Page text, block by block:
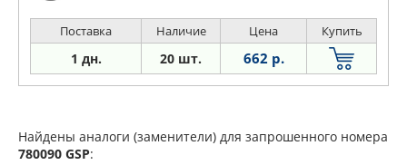
Поставка Наличие Цена Купить
1 дн. 20 шт. 662 р.
Найдены аналоги (заменители) для запрошенного номера
780090 GSP: